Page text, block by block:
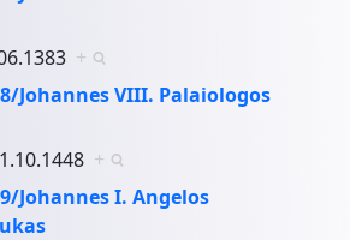
+
Johannes VIII. Palaiologos
+
Johannes I. Angelos